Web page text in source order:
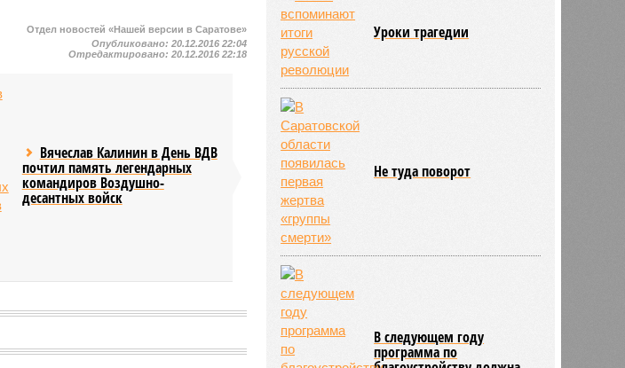
Отдел новостей «Нашей версии в Саратове»
Опубликовано:20.12.2016 22:04
Отредактировано:20.12.2016 22:18
Вячеслав Калинин в День ВДВ
почтил память легендарных
командиров Воздушно-
десантных войск
Вячеслав Калинин
04/08
Саратовская область заняла 12
место по внедрению Платформы
обратной связи
04/08
Ртищевскому району на ремонт
дорог направят дополнительные
Уроки трагедии
Не туда поворот
В следующем году
программа по